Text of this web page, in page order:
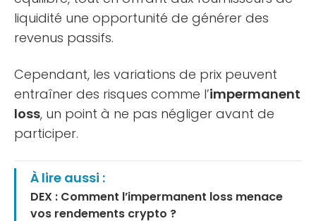
liquidité une opportunité de générer des
revenus passifs.
Cependant, les variations de prix peuvent
entraîner des risques comme l’impermanent
loss, un point à ne pas négliger avant de
participer.
À lire aussi :
DEX : Comment l’impermanent loss menace
vos rendements crypto ?